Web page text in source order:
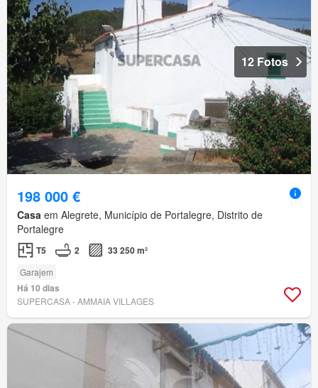
12 Fotos
198 000 €
Casa em Alegrete, Município de Portalegre, Distrito de
Portalegre
T5 2 33 250 m²
Garajem
Há 10 dias
SUPERCASA - AMMAIA VILLAGES